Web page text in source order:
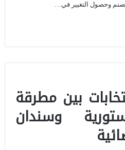
وحصول التغيير في…
بين مطرقة
وسندان